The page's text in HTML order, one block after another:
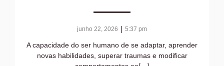
junho 22, 2026 | 5:37 pm
A capacidade do ser humano de se adaptar, aprender
novas habilidades, superar traumas e modificar